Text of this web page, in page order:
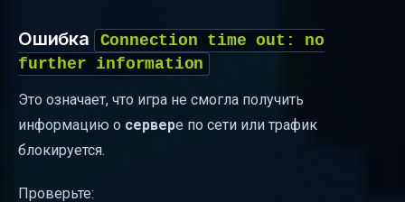
Ошибка
Connection time out: no
further information
Это означает, что игра не смогла получить
информацию о сервере по сети или трафик
блокируется.
Проверьте: